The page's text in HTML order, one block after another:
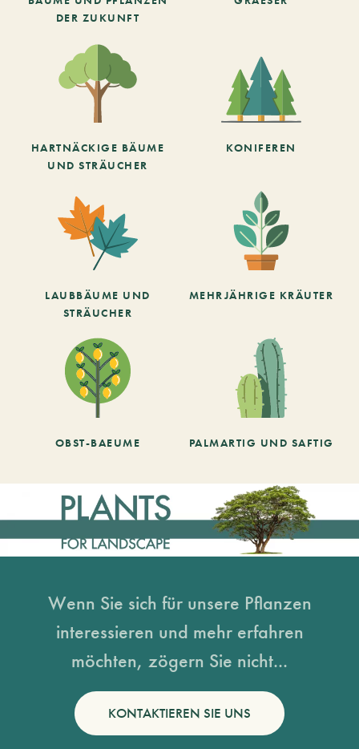
DER ZUKUNFT
HARTNÄCKIGE BÄUME
UND STRÄUCHER
KONIFEREN
LAUBBÄUME UND
STRÄUCHER
MEHRJÄHRIGE KRÄUTER
OBST-BAEUME PALMARTIG UND SAFTIG
Wenn Sie sich für unsere Pflanzen
interessieren und mehr erfahren
möchten, zögern Sie nicht...
KONTAKTIEREN SIE UNS